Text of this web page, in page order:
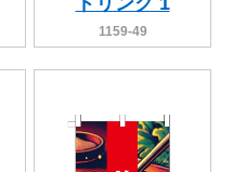
1159-49